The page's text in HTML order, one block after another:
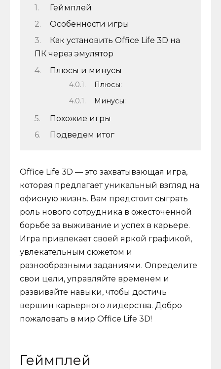
Геймплей
Особенности игры
Как установить Office Life 3D на
ПК через эмулятор
Плюсы и минусы
Плюсы:
Минусы:
Похожие игры
Подведем итог
Office Life 3D — это захватывающая игра,
которая предлагает уникальный взгляд на
офисную жизнь. Вам предстоит сыграть
роль нового сотрудника в ожесточенной
борьбе за выживание и успех в карьере.
Игра привлекает своей яркой графикой,
увлекательным сюжетом и
разнообразными заданиями. Определите
свои цели, управляйте временем и
развивайте навыки, чтобы достичь
вершин карьерного лидерства. Добро
пожаловать в мир Office Life 3D!
Геймплей